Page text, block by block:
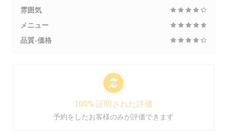
雰囲気
メニュー
品質-価格
100% 証明された評価
予約をしたお客様のみが評価できます